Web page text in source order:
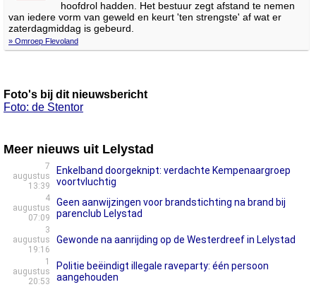
hoofdrol hadden. Het bestuur zegt afstand te nemen
van iedere vorm van geweld en keurt 'ten strengste' af wat er
zaterdagmiddag is gebeurd.
» Omroep Flevoland
Foto's bij dit nieuwsbericht
Foto: de Stentor
Meer nieuws uit Lelystad
7
augustus
13:39
Enkelband doorgeknipt: verdachte Kempenaargroep
voortvluchtig
4
augustus
07:09
Geen aanwijzingen voor brandstichting na brand bij
parenclub Lelystad
3
augustus
19:16
Gewonde na aanrijding op de Westerdreef in Lelystad
1
augustus
20:53
Politie beëindigt illegale raveparty: één persoon
aangehouden